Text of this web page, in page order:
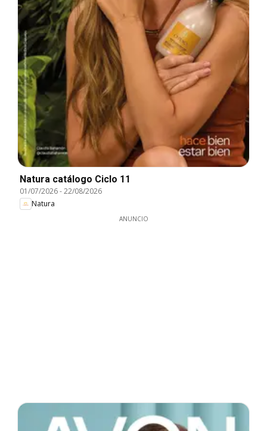
Natura catálogo Ciclo 11
01/07/2026-22/08/2026
Natura
ANUNCIO